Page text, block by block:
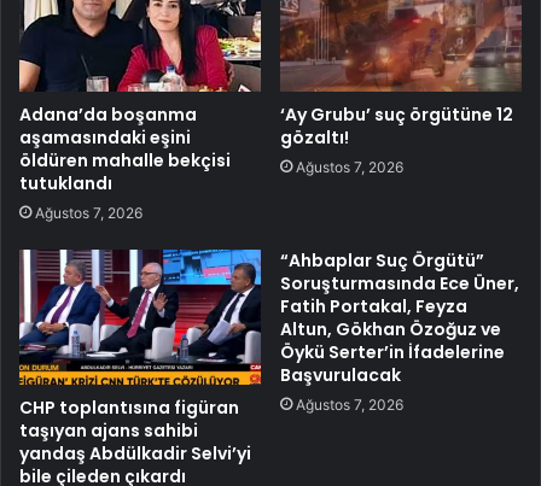
Adana’da boşanma
aşamasındaki eşini
öldüren mahalle bekçisi
tutuklandı
Ağustos 7, 2026
‘Ay Grubu’ suç örgütüne 12
gözaltı!
Ağustos 7, 2026
CHP toplantısına figüran
taşıyan ajans sahibi
yandaş Abdülkadir Selvi’yi
bile çileden çıkardı
“Ahbaplar Suç Örgütü”
Soruşturmasında Ece Üner,
Fatih Portakal, Feyza
Altun, Gökhan Özoğuz ve
Öykü Serter’in İfadelerine
Başvurulacak
Ağustos 7, 2026